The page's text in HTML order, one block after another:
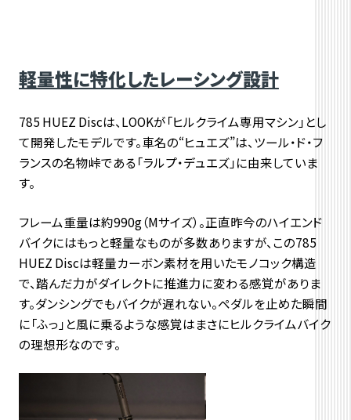
軽量性に特化したレーシング設計
785 HUEZ Discは、LOOKが「ヒルクライム専用マシン」 とし
て開発したモデルです。車名の“ヒュエズ”は、ツール・ド・フ
ランスの名物峠である「ラルプ・デュエズ」に由来していま
す。
フレーム重量は約990g（Mサイズ）。正直昨今のハイエンド
バイクにはもっと軽量なものが多数ありますが、この785
HUEZ Discは軽量カーボン素材を用いたモノコック構造
で、 踏んだ力がダイレクトに推進力に変わる感覚がありま
す。ダンシングでもバイクが遅れない。ペダルを止めた瞬間
に「ふっ」と風に乗るような感覚はまさにヒルクライムバイク
の理想形なのです。